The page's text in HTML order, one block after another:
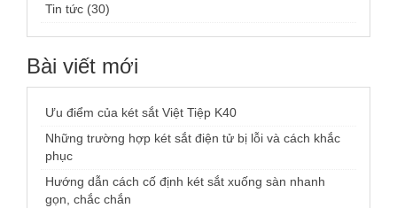
Tin tức (30)
Bài viết mới
Ưu điểm của két sắt Việt Tiệp K40
Những trường hợp két sắt điện tử bị lỗi và cách khắc
phục
Hướng dẫn cách cố định két sắt xuống sàn nhanh
gọn, chắc chắn